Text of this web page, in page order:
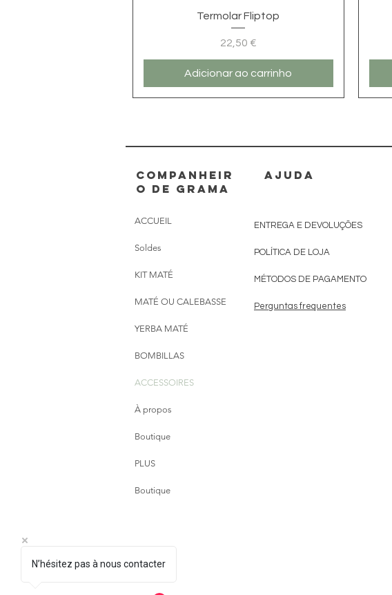
Visualização rápida
Termolar Fliptop
Preço
22,50 €
Adicionar ao carrinho
Companheir
o de grama
ACCUEIL
Soldes
KIT MATÉ
MATÉ OU CALEBASSE
YERBA MATÉ
BOMBILLAS
ACCESSOIRES
À propos
Boutique
PLUS
Boutique
AJUDA
ENTREGA E DEVOLUÇÕES
POLÍTICA DE LOJA
MÉTODOS DE PAGAMENTO
Perguntas frequentes
N’hésitez pas à nous contacter